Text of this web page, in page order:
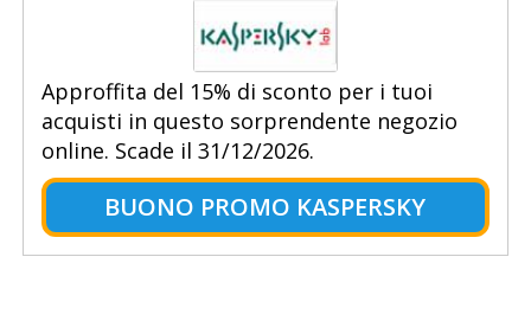
Approffita del 15% di sconto per i tuoi
acquisti in questo sorprendente negozio
online. Scade il 31/12/2026.
BUONO PROMO KASPERSKY